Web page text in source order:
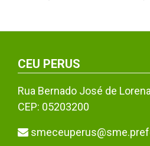
CEU PERUS
Rua Bernado José de
CEP: 05203200